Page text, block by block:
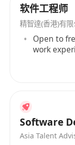
软件工程师
精智達(香港)有
Open to
work
Software
Asia Talent